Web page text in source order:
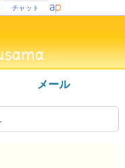
チャット
メール